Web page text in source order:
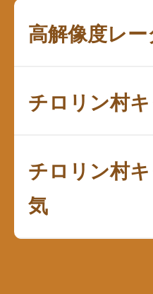
高解像度レー
チロリン村
チロリン村
気